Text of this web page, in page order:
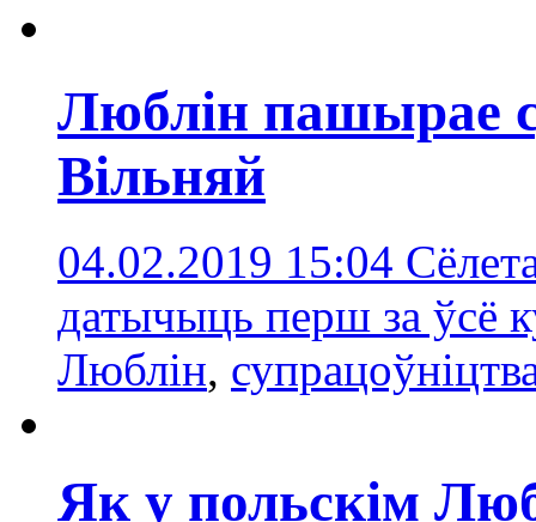
Люблін пашырае
Вільняй
04.02.2019 15:04
датычыць перш за ўсё
Люблін,
Як у польскім